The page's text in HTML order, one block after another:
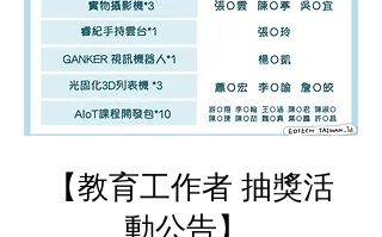
【教育工作者 抽獎活
動公告】